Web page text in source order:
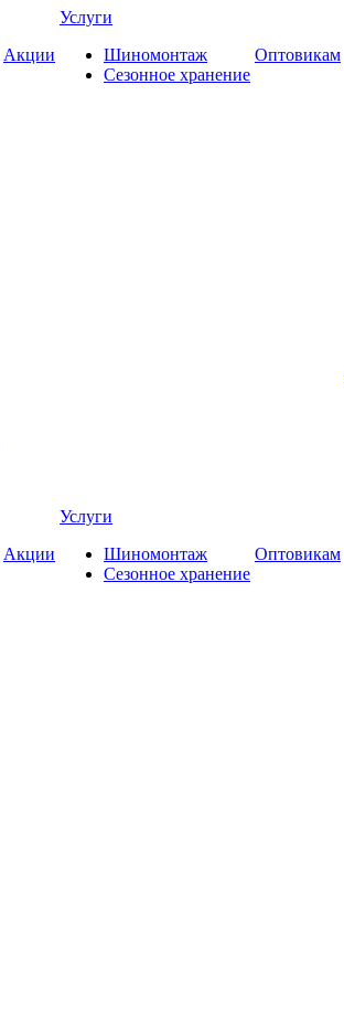
Акции
Услуги
Шиномонтаж
Сезонное хранение
Оптовикам
Акции
Услуги
Шиномонтаж
Сезонное хранение
Оптовикам